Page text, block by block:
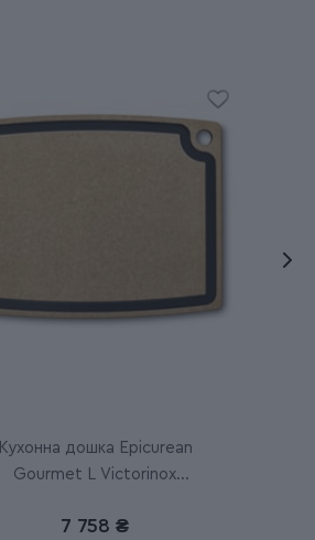
Кухонна дошка Epicurean
Gourmet L Victorinox
7 758 ₴